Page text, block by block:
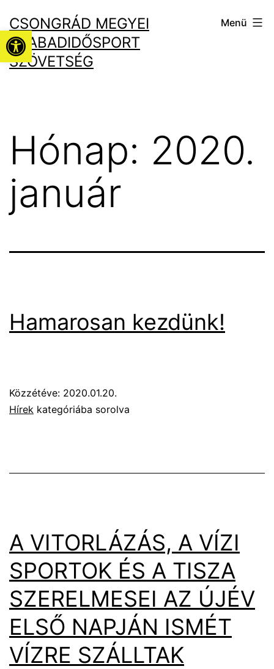
Eszköztár megnyitása
a
tartalomhoz
CSONGRÁD MEGYEI
SZABADIDŐSPORT
SZÖVETSÉG
Menü
Hónap: 2020.
január
Hamarosan kezdünk!
Közzétéve: 2020.01.20.
Hírek kategóriába sorolva
A VITORLÁZÁS, A VÍZI
SPORTOK ÉS A TISZA
SZERELMESEI AZ ÚJÉV
ELSŐ NAPJÁN ISMÉT
VÍZRE SZÁLLTAK